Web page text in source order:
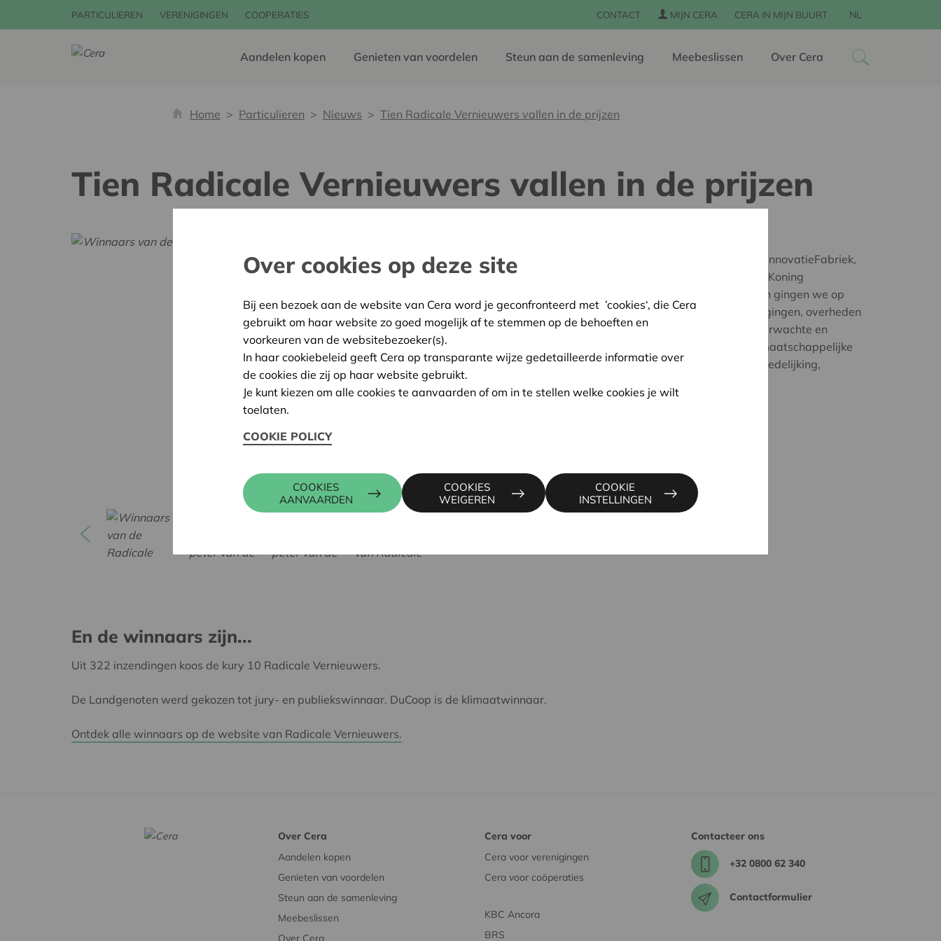
PARTICULIEREN VERENIGINGEN COOPERATIES CONTACT MIJN CERA CERA IN MIJN BUURT NL
Aandelen kopen Genieten van voordelen Steun aan de samenleving Meebeslissen Over Cera
Home Particulieren Nieuws Tien Radicale Vernieuwers vallen in de prijzen
Tien Radicale Vernieuwers vallen in de prijzen
Radicale Vernieuwers is een wedstrijd van de Sociale InnovatieFabriek,
Radio 1 en De Standaard, in samenwerking met Cera, Koning
Boudewijnstichting, VLAIO en Nationale Loterij. Samen gingen we op
zoek naar burgers, bedrijven, maatschappelijke bewegingen, overheden
of instellingen die met hun nieuwe tegendraadse, onverwachte en
trendsettende ideeën streven naar oplossingen voor maatschappelijke
uitdagingen zoals klimaatverandering, armoede, verstedelijking,
En de winnaars zijn...
Uit 322 inzendingen koos de kury 10 Radicale Vernieuwers.
De Landgenoten werd gekozen tot jury- en publiekswinnaar. DuCoop is de klimaatwinnaar.
Ontdek alle winnaars op de website van Radicale Vernieuwers.
Over Cera
Aandelen kopen
Genieten van voordelen
Steun aan de samenleving
Meebeslissen
Over Cera
Cera voor
Cera voor verenigingen
Cera voor coöperaties
KBC Ancora
BRS
Contacteer ons
+32 0800 62 340
Contactformulier
Over cookies op deze site
Bij een bezoek aan de website van Cera word je geconfronteerd met ’cookies‘, die Cera
gebruikt om haar website zo goed mogelijk af te stemmen op de behoeften en
voorkeuren van de websitebezoeker(s).
In haar cookiebeleid geeft Cera op transparante wijze gedetailleerde informatie over
de cookies die zij op haar website gebruikt.
Je kunt kiezen om alle cookies te aanvaarden of om in te stellen welke cookies je wilt
toelaten.
COOKIE POLICY
COOKIES
AANVAARDEN
COOKIES
WEIGEREN
COOKIE
INSTELLINGEN